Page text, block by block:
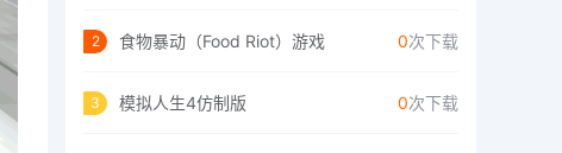
2 食物暴动（Food Riot）游戏 0次下载
3 模拟人生4仿制版 0次下载